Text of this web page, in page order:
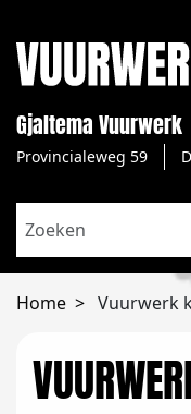
Gjaltema Vuurwerk
Provincialeweg 59
Home Vuurwerk